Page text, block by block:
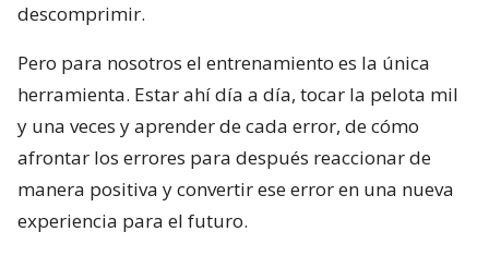
descomprimir.
Pero para nosotros el entrenamiento es la única
herramienta. Estar ahí día a día, tocar la pelota mil
y una veces y aprender de cada error, de cómo
afrontar los errores para después reaccionar de
manera positiva y convertir ese error en una nueva
experiencia para el futuro.